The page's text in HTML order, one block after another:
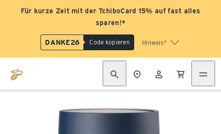
Für kurze Zeit mit der TchiboCard 15% auf fast alles
sparen!*
DANKE26 Code kopieren Hinweis*